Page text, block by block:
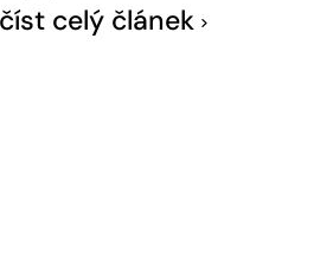
celý článek